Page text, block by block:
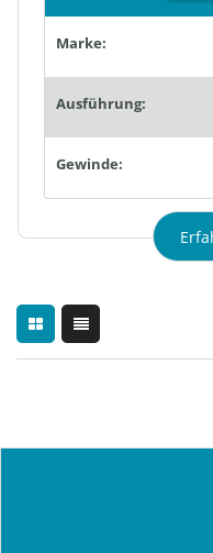
Marke:
Ausführung:
Gewinde: